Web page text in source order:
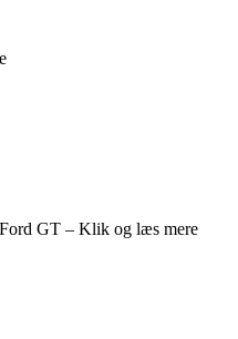
Ford GT – Klik og læs mere